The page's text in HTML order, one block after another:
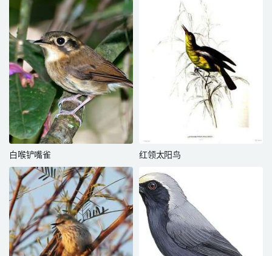
白喉铲嘴雀 红领太阳鸟